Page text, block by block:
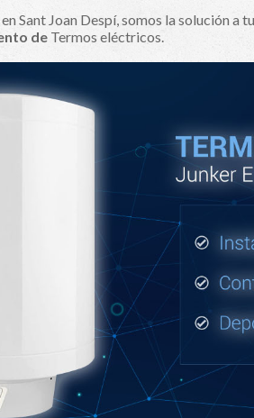
Sant Joan Despí, somos la solución a
deTermos eléctricos.